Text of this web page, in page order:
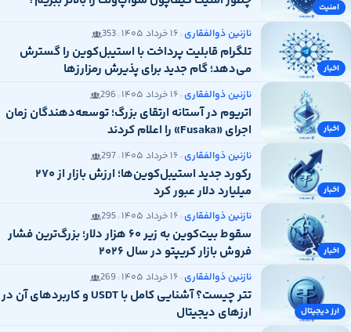
امنیت
اخبار
نازنین ذوالفقاری ۱۶ خرداد ۱۴۰۵ 353
تلگرام قابلیت پرداخت با استیبل‌کوین را گسترش
می‌دهد؛ گام جدید برای پذیرش رمزارزها
اخبار
نازنین ذوالفقاری ۱۶ خرداد ۱۴۰۵ 296
اتریوم در آستانه ارتقای بزرگ؛ توسعه‌دهندگان زمان
اجرای «Fusaka» را اعلام کردند
اخبار
نازنین ذوالفقاری ۱۶ خرداد ۱۴۰۵ 297
رکورد جدید استیبل‌کوین‌ها؛ ارزش بازار از ۲۷۰
میلیارد دلار عبور کرد
اخبار
نازنین ذوالفقاری ۱۶ خرداد ۱۴۰۵ 295
سقوط بیت‌کوین به زیر ۶۰ هزار دلار؛ بزرگ‌ترین فشار
فروش بازار کریپتو در سال ۲۰۲۶
ارز دیجیتال
نازنین ذوالفقاری ۱۶ خرداد ۱۴۰۵ 269
تتر چیست؟ آشنایی کامل با USDT و کاربردهای آن در
ارزهای دیجیتال